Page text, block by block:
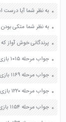
جواب مرحله ۱۰۱۵ بازی آمیرزا 1015 یک هزار و پانزده پاسخ